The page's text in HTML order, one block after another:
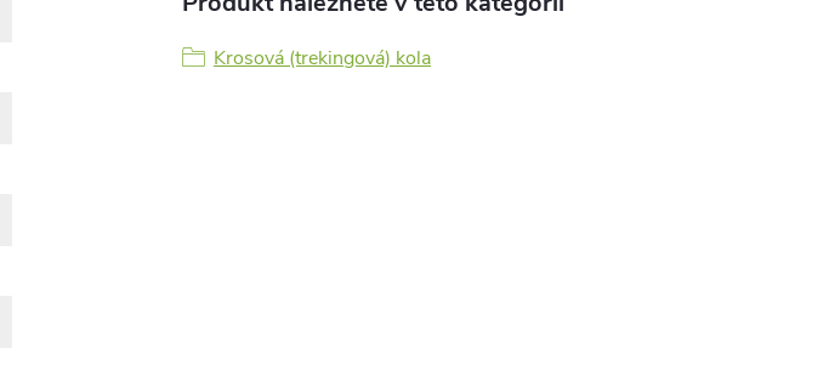
Krosová (trekingová) kola